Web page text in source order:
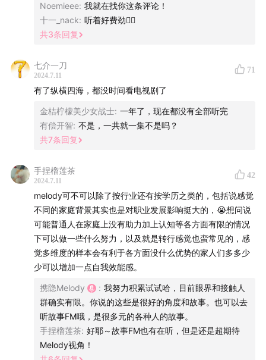
R1: CBS, Wharton
📝 主要内容：
00:00:24嘉宾背景介绍
00:02:42从学科选择到职业生涯的探索
00:13:38金融行业的分类与职能
00:25:17金融工作的想象vs.现实
00:31:12CFA和CPA哪个更有用
00:35:54应聘投行要做「四分卫」
00:48:32Zoe：在MBA申请过程中探索自己的职业方向
00:56:02Shirley：I人开始主动Networking
01:02:07 人生故事的回顾与自我探索
Noemieee: 我就在找你这条评论！
十一_nack: 听着好费劲🤦‍♂️
共3条回复
七介一刀
2024.7.11
71
有了纵横四海，都没时间看电视剧了
金桔柠檬美少女战士: 一年了，现在都没有全部听完
有偿开智: 不是，一共就一集不是吗？
共7条回复
手捏榴莲茶
2024.7.11
42
melody可不可以除了按行业还有按学历之类的，包括说感觉
不同的家庭背景其实也是对职业发展影响挺大的，😭想问说
可能普通人在家庭上没有助力加上认知等各方面有限的情况
下可以做一些什么努力，以及就是转行感觉也蛮常见的，感
觉多维度的样本会有利于各方面没什么优势的家人们多多少
少可以增加一点自我效能感。
携隐Melody : 我努力积累试试哈，目前眼界和接触人
群确实有限。你说的这些是很好的角度和故事。也可以去
听故事FM哦，是很多元的各种人的故事。
手捏榴莲茶: 好耶～故事FM也有在听，但是还是超期待
Melody视角！